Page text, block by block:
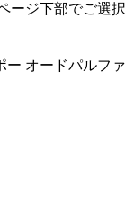
ージ下部でご選択
ー オードパルファ